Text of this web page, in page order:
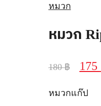
หมวก
หมวก
180฿ 175
หมวกแก๊ป